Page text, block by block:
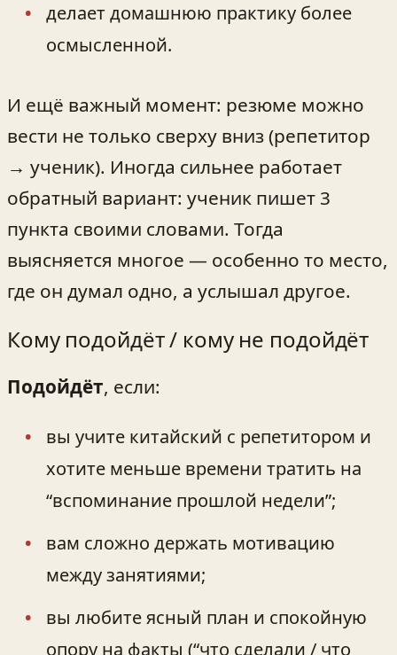
делает домашнюю практику более
осмысленной.
И ещё важный момент: резюме можно
вести не только сверху вниз (репетитор
→ ученик). Иногда сильнее работает
обратный вариант: ученик пишет 3
пункта своими словами. Тогда
выясняется многое — особенно то место,
где он думал одно, а услышал другое.
Кому подойдёт / кому не подойдёт
Подойдёт, если:
вы учите китайский с репетитором и
хотите меньше времени тратить на
“вспоминание прошлой недели”;
вам сложно держать мотивацию
между занятиями;
вы любите ясный план и спокойную
опору на факты (“что сделали / что